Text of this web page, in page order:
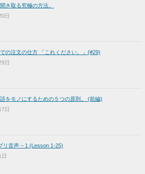
き取る究極の方法。
日
の注文の仕方 「これください。」(#29)
日
をモノにするための５つの原則。 (前編)
日
リ音声 – 1 (Lesson 1-25)